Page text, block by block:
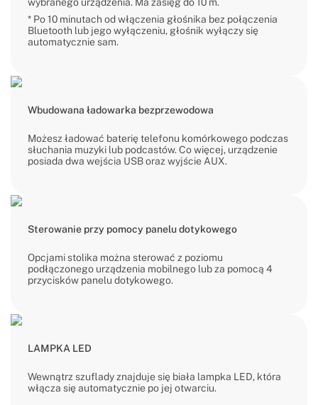
wybranego urządzenia. Ma zasięg do 10 m.
* Po 10 minutach od włączenia głośnika bez połączenia
Bluetooth lub jego wyłączeniu, głośnik wyłączy się
automatycznie sam.
Wbudowana ładowarka bezprzewodowa
Możesz ładować baterię telefonu komórkowego podczas
słuchania muzyki lub podcastów. Co więcej, urządzenie
posiada dwa wejścia USB oraz wyjście AUX.
Sterowanie przy pomocy panelu dotykowego
Opcjami stolika można sterować z poziomu
podłączonego urządzenia mobilnego lub za pomocą 4
przycisków panelu dotykowego.
LAMPKA LED
Wewnątrz szuflady znajduje się biała lampka LED, która
włącza się automatycznie po jej otwarciu.